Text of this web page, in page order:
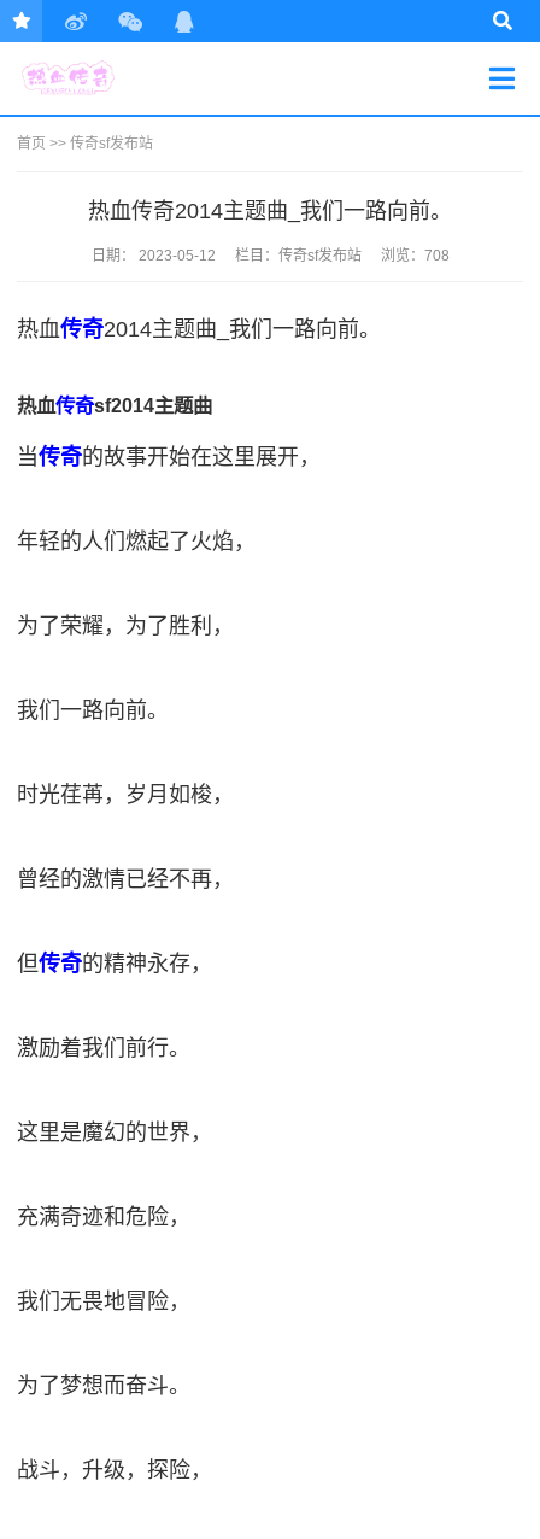
首页 >> 传奇sf发布站
热血传奇2014主题曲_我们一路向前。
日期： 2023-05-12 栏目： 传奇sf发布站 浏览：708
热血传奇2014主题曲_我们一路向前。
热血传奇sf2014主题曲
当传奇的故事开始在这里展开，
年轻的人们燃起了火焰，
为了荣耀，为了胜利，
我们一路向前。
时光荏苒，岁月如梭，
曾经的激情已经不再，
但传奇的精神永存，
激励着我们前行。
这里是魔幻的世界，
充满奇迹和危险，
我们无畏地冒险，
为了梦想而奋斗。
战斗，升级，探险，